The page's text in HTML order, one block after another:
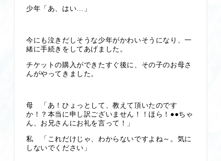
少年「あ、はい…」
今にも泣きだしそうな少年がかわいそうになり、一
緒に手続きをしてあげました。
チケットの購入ができたすぐ後に、その子のお母さ
んがやってきました。
母 「あ！ひょっとして、教えて頂いたのです
か！？本当に申し訳ございません！！ほら！●●ちゃ
ん、お兄さんにお礼を言って！」
私 「これだけじゃ、わからないですよね～。気に
しないでください」